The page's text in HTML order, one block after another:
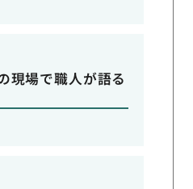
現場で職人が語る